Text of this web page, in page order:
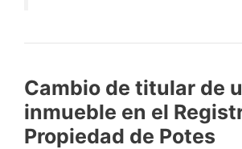
Cambio de titular de
inmueble en el
Propiedad de Potes